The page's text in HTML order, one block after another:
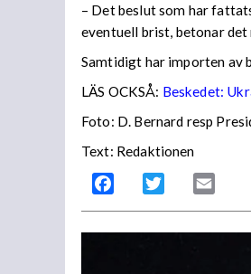
– Det beslut som har
eventuell brist, betonar
Samtidigt har importen av
LÄS OCKSÅ: Beskedet:
Foto: D. Bernard resp
Text: Redaktionen
Facebook Twitter